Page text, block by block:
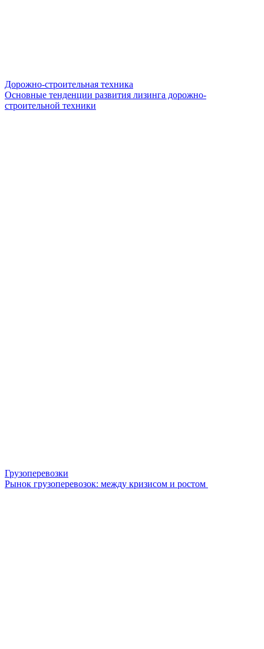
Дорожно-строительная техника
Основные тенденции развития лизинга дорожно-
строительной техники
Грузоперевозки
Рынок грузоперевозок: между кризисом и ростом